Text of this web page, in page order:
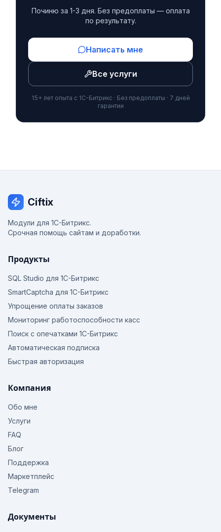
Починю за 1-3 дня. Без предоплаты — оплата
по результату.
Написать мне
Все услуги
15+ лет опыта с 1С-Битрикс · Без предоплаты · 7 дней
гарантии
Ciftix
Модули для 1С-Битрикс.
Срочная помощь сайтам и доработки.
Продукты
SQL Studio для 1С-Битрикс
SmartCaptcha для 1С-Битрикс
Упрощение оплаты заказов
Мониторинг работоспособности касс
Поиск с опечатками 1С-Битрикс
Автоматическая подписка
Быстрая авторизация
Компания
Обо мне
Услуги
FAQ
Блог
Поддержка
Маркетплейс
Telegram
Документы